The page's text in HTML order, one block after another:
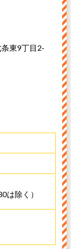
東9丁目2-
は除く）